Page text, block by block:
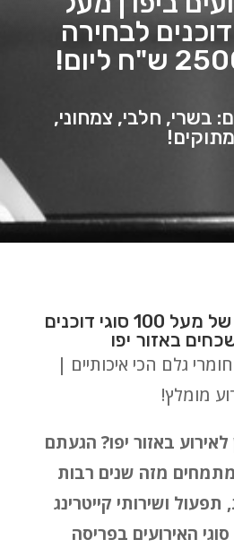
דוכנים לבחירה
בשרי, חלבי, צמחוני,
מתוקים!
בחרו מתוך היצע של מעל 100 סוגי דוכנים
באזור יפו
גלם הכי איכותיים |
מומלץ!
באזור יפו? הגעתם
מתמחים מזה שנים רבות
ושירותי קייטרינג
האירועים בפריסה